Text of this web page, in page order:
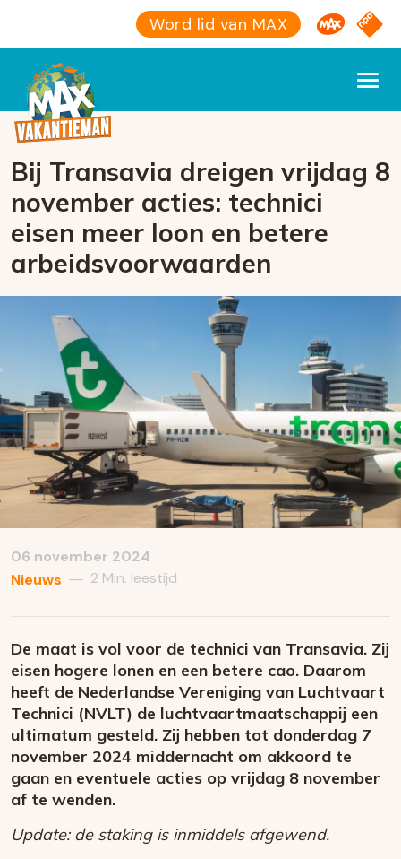
Word lid van MAX Omroep
NPO
Bij Transavia dreigen vrijdag 8
november acties: technici
eisen meer loon en betere
arbeidsvoorwaarden
06 november 2024
Nieuws — 2 Min. leestijd
De maat is vol voor de technici van Transavia. Zij
eisen hogere lonen en een betere cao. Daarom
heeft de Nederlandse Vereniging van Luchtvaart
Technici (NVLT) de luchtvaartmaatschappij een
ultimatum gesteld. Zij hebben tot donderdag 7
november 2024 middernacht om akkoord te
gaan en eventuele acties op vrijdag 8 november
af te wenden.
Update: de staking is inmiddels afgewend.